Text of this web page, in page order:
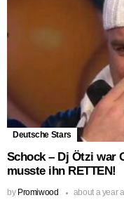
Deutsche Stars
Schock – Dj Ötzi war
musste ihn RETTEN!
by Promiwood about a year